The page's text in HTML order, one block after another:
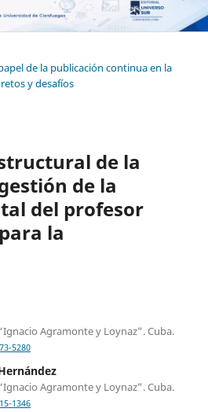
de la publicación continua en la
y desafíos
de la
de la
del profesor
la
Agramonte y Loynaz”. Cuba.
5280
Agramonte y Loynaz”. Cuba.
1346